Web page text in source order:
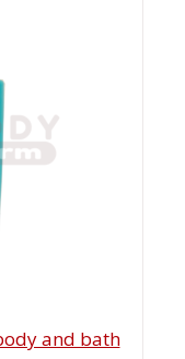
and bath